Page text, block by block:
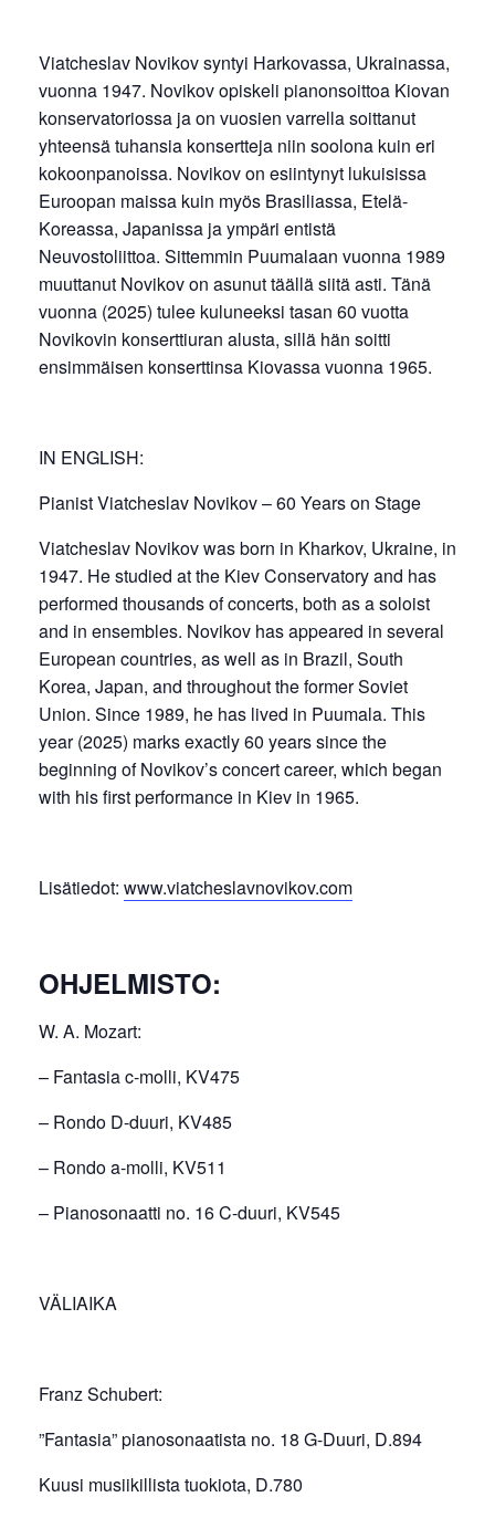
Viatcheslav Novikov syntyi Harkovassa, Ukrainassa,
vuonna 1947. Novikov opiskeli pianonsoittoa Kiovan
konservatoriossa ja on vuosien varrella soittanut
yhteensä tuhansia konsertteja niin soolona kuin eri
kokoonpanoissa. Novikov on esiintynyt lukuisissa
Euroopan maissa kuin myös Brasiliassa, Etelä-
Koreassa, Japanissa ja ympäri entistä
Neuvostoliittoa. Sittemmin Puumalaan vuonna 1989
muuttanut Novikov on asunut täällä siitä asti. Tänä
vuonna (2025) tulee kuluneeksi tasan 60 vuotta
Novikovin konserttiuran alusta, sillä hän soitti
ensimmäisen konserttinsa Kiovassa vuonna 1965.
IN ENGLISH:
Pianist Viatcheslav Novikov – 60 Years on Stage
Viatcheslav Novikov was born in Kharkov, Ukraine, in
1947. He studied at the Kiev Conservatory and has
performed thousands of concerts, both as a soloist
and in ensembles. Novikov has appeared in several
European countries, as well as in Brazil, South
Korea, Japan, and throughout the former Soviet
Union. Since 1989, he has lived in Puumala. This
year (2025) marks exactly 60 years since the
beginning of Novikov’s concert career, which began
with his first performance in Kiev in 1965.
Lisätiedot: www.viatcheslavnovikov.com
OHJELMISTO:
W. A. Mozart:
– Fantasia c-molli, KV475
– Rondo D-duuri, KV485
– Rondo a-molli, KV511
– Pianosonaatti no. 16 C-duuri, KV545
VÄLIAIKA
Franz Schubert:
”Fantasia” pianosonaatista no. 18 G-Duuri, D.894
Kuusi musiikillista tuokiota, D.780